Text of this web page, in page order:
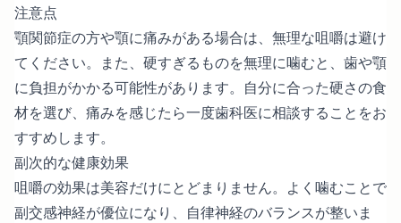
注意点
顎関節症の方や顎に痛みがある場合は、無理な咀嚼は避け
てください。また、硬すぎるものを無理に噛むと、歯や顎
に負担がかかる可能性があります。自分に合った硬さの食
材を選び、痛みを感じたら一度歯科医に相談することをお
すすめします。
副次的な健康効果
咀嚼の効果は美容だけにとどまりません。よく噛むことで
副交感神経が優位になり、自律神経のバランスが整いま